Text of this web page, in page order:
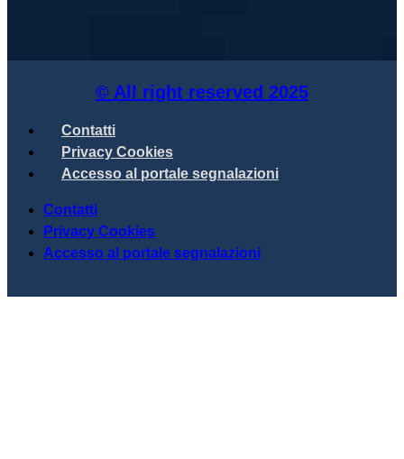
© All right reserved 2025
Contatti
Privacy Cookies
Accesso al portale segnalazioni
Contatti
Privacy Cookies
Accesso al portale segnalazioni